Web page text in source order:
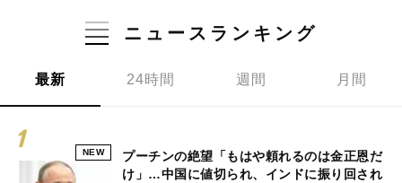
ニュースランキング
最新 24時間 週間 月間
NEW
プーチンの絶望「もはや頼れるのは金正恩だ
け」…中国に値切られ、インドに振り回され